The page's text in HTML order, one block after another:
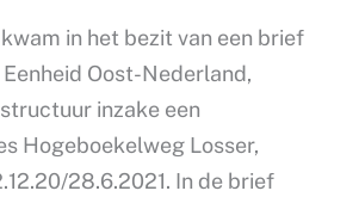
in het bezit van een brief
Oost-Nederland,
inzake een
Hogeboekelweg Losser,
28.6.2021. In de brief